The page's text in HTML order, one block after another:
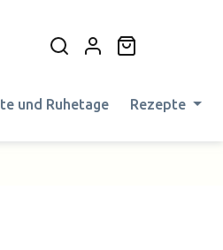
und Ruhetage Rezepte